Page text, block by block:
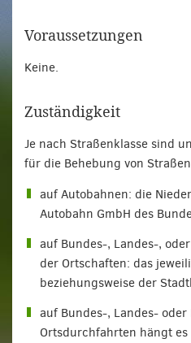
Voraussetzungen
Keine.
Zuständigkeit
Je nach Straßenklasse sind
für die Behebung von
auf Autobahnen: die
Autobahn GmbH des
auf Bundes-, Landes-,
der Ortschaften: das
beziehungsweise der
auf Bundes-, Landes-
Ortsdurchfahrten hängt